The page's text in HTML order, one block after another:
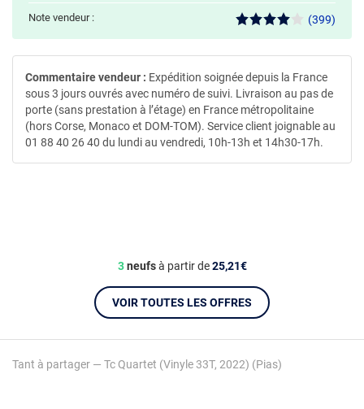
Tant à partager — Tc Quartet (Vinyle 33T, 2022) (Pias)
Note vendeur : (399)
3neufsà partir de25,21€
VOIR TOUTES LES OFFRES
Commentaire vendeur : Expédition soignée depuis la France
sous 3 jours ouvrés avec numéro de suivi. Livraison au pas de
porte (sans prestation à l’étage) en France métropolitaine
(hors Corse, Monaco et DOM-TOM). Service client joignable au
01 88 40 26 40 du lundi au vendredi, 10h-13h et 14h30-17h.